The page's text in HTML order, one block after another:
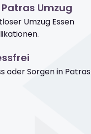
Umzug
Umzug Essen
oder Sorgen in Patras